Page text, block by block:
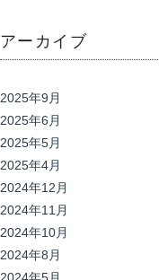
アーカイブ
2025年9月
2025年6月
2025年5月
2025年4月
2024年12月
2024年11月
2024年10月
2024年8月